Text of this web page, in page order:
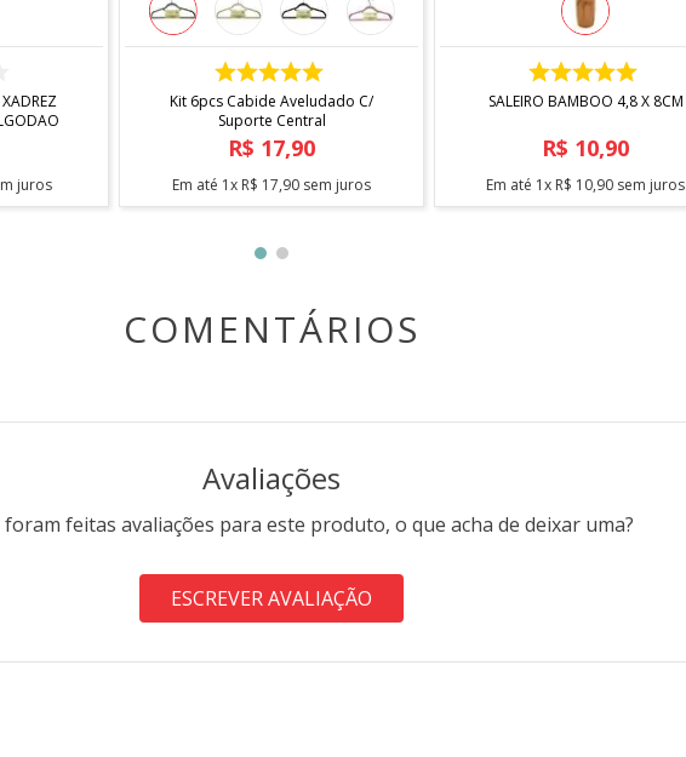
MOSTRADAS ACIMA E O PRODUTO FÍSICO.
juros
COMPRAR
Kit 6pcs Cabide Aveludado C/
Suporte Central
R$ 17,90
Em até 1x R$ 17,90 sem juros
COMPRAR
SALEIRO BAMBOO 4,8 X 8CM
R$ 10,90
Em até 1x R$ 10,90 sem juros
COMENTÁRIOS
Avaliações
feitas avaliações para este produto, o que acha de deixar uma?
ESCREVER AVALIAÇÃO